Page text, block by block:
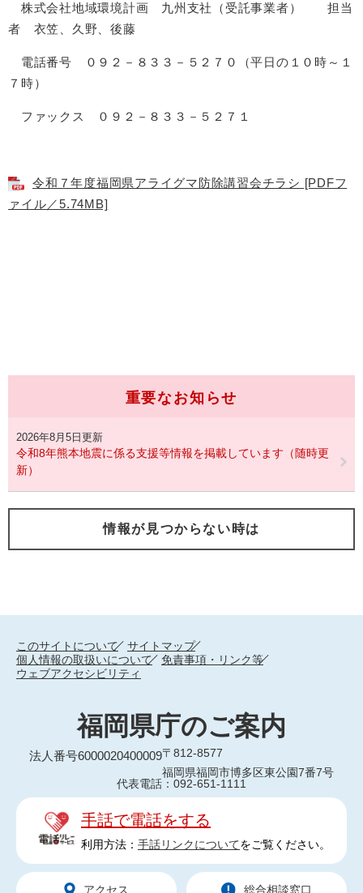
株式会社地域環境計画 九州支社（受託事業者） 担当
者 衣笠、久野、後藤
電話番号 ０９２－８３３－５２７０（平日の１０時～１
７時）
ファックス ０９２－８３３－５２７１
令和７年度福岡県アライグマ防除講習会チラシ [PDFフ
ァイル／5.74MB]
重要なお知らせ
2026年8月5日更新
令和8年熊本地震に係る支援等情報を掲載しています（随時更
新）
情報が見つからない時は
このサイトについて
サイトマップ
個人情報の取扱いについて
免責事項・リンク等
ウェブアクセシビリティ
福岡県庁のご案内
法人番号6000020400009〒812-8577
福岡県福岡市博多区東公園7番7号
代表電話：092-651-1111
手話で電話をする
利用方法： 手話リンクについてをご覧ください。
アクセス 総合相談窓口